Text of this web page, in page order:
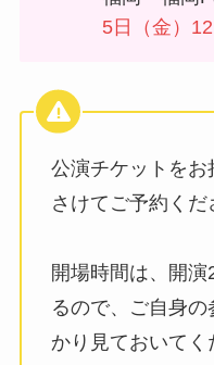
5日（金）
公演チケットをお
さけてご予約くだ
開場時間は、開
るので、ご自身
かり見ておいてく